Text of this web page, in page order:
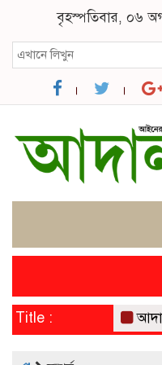
বৃহস্পতিবার, ০৬
Title : আদালতে